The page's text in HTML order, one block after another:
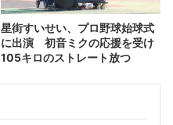
星街すいせい、プロ野球始球式
に出演 初音ミクの応援を受け
105キロのストレート放つ